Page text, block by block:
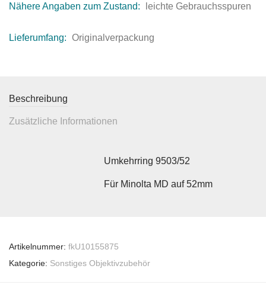
Nähere Angaben zum Zustand: leichte Gebrauchsspuren
Lieferumfang: Originalverpackung
Beschreibung
Zusätzliche Informationen
Umkehrring 9503/52
Für Minolta MD auf 52mm
Artikelnummer: fkU10155875
Kategorie: Sonstiges Objektivzubehör